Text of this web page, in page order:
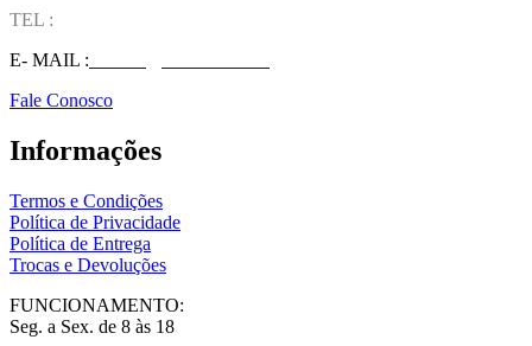
TEL :
E- MAIL :
Fale Conosco
Informações
Termos e Condições
Política de Privacidade
Política de Entrega
Trocas e Devoluções
FUNCIONAMENTO:
Seg. a Sex. de 8 às 18